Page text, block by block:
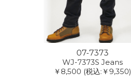
07-7373
WJ-7373S Jeans
￥8,500 (税込:￥9,350)